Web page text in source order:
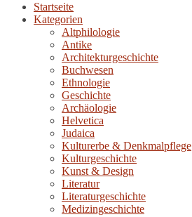
Startseite
Kategorien
Altphilologie
Antike
Architekturgeschichte
Buchwesen
Ethnologie
Geschichte
Archäologie
Helvetica
Judaica
Kulturerbe & Denkmalpflege
Kulturgeschichte
Kunst & Design
Literatur
Literaturgeschichte
Medizingeschichte